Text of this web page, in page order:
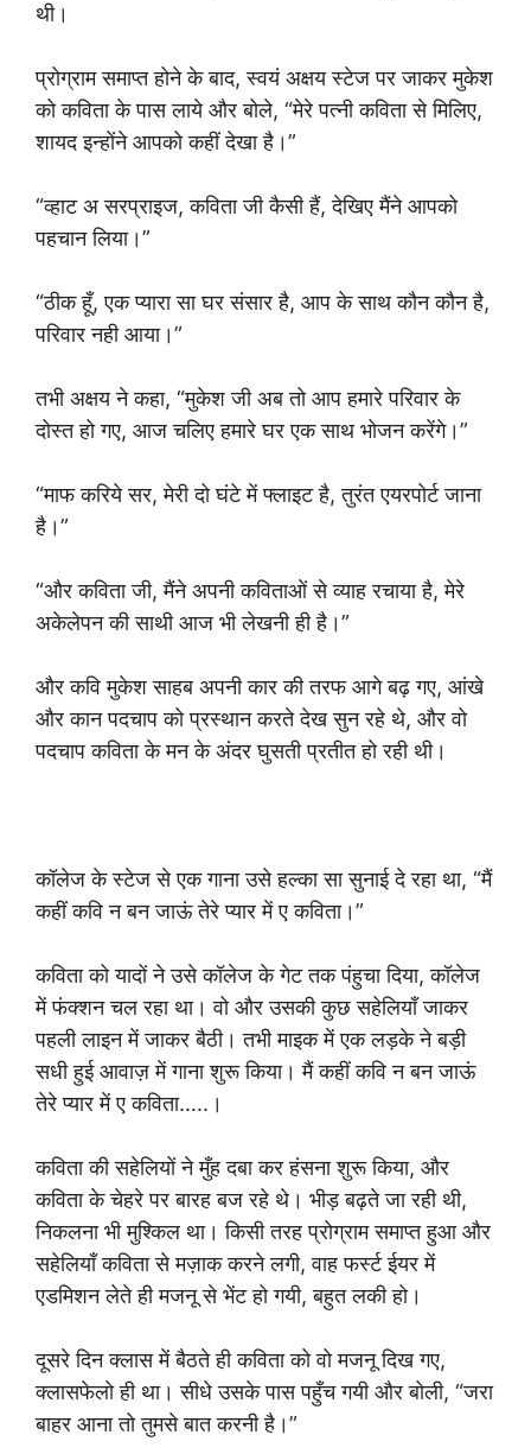
थी।
प्रोग्राम समाप्त होने के बाद, स्वयं अक्षय स्टेज पर जाकर मुकेश
को कविता के पास लाये और बोले, “मेरे पत्नी कविता से मिलिए,
शायद इन्होंने आपको कहीं देखा है।”
“व्हाट अ सरप्राइज, कविता जी कैसी हैं, देखिए मैंने आपको
पहचान लिया।”
“ठीक हूँ, एक प्यारा सा घर संसार है, आप के साथ कौन कौन है,
परिवार नही आया।”
तभी अक्षय ने कहा, “मुकेश जी अब तो आप हमारे परिवार के
दोस्त हो गए, आज चलिए हमारे घर एक साथ भोजन करेंगे।”
“माफ करिये सर, मेरी दो घंटे में फ्लाइट है, तुरंत एयरपोर्ट जाना
है।”
“और कविता जी, मैंने अपनी कविताओं से व्याह रचाया है, मेरे
अकेलेपन की साथी आज भी लेखनी ही है।”
और कवि मुकेश साहब अपनी कार की तरफ आगे बढ़ गए, आंखे
और कान पदचाप को प्रस्थान करते देख सुन रहे थे, और वो
पदचाप कविता के मन के अंदर घुसती प्रतीत हो रही थी।
कॉलेज के स्टेज से एक गाना उसे हल्का सा सुनाई दे रहा था, “मैं
कहीं कवि न बन जाऊं तेरे प्यार में ए कविता।”
कविता को यादों ने उसे कॉलेज के गेट तक पंहुचा दिया, कॉलेज
में फंक्शन चल रहा था। वो और उसकी कुछ सहेलियाँ जाकर
पहली लाइन में जाकर बैठी। तभी माइक में एक लड़के ने बड़ी
सधी हुई आवाज़ में गाना शुरू किया। मैं कहीं कवि न बन जाऊं
तेरे प्यार में ए कविता…..।
कविता की सहेलियों ने मुँह दबा कर हंसना शुरू किया, और
कविता के चेहरे पर बारह बज रहे थे। भीड़ बढ़ते जा रही थी,
निकलना भी मुश्किल था। किसी तरह प्रोग्राम समाप्त हुआ और
सहेलियाँ कविता से मज़ाक करने लगी, वाह फर्स्ट ईयर में
एडमिशन लेते ही मजनू से भेंट हो गयी, बहुत लकी हो।
दूसरे दिन क्लास में बैठते ही कविता को वो मजनू दिख गए,
क्लासफेलो ही था। सीधे उसके पास पहुँच गयी और बोली, “जरा
बाहर आना तो तुमसे बात करनी है।”